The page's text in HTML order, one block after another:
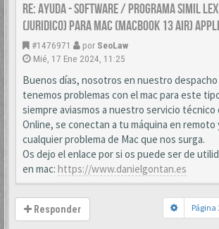
Re: AYUDA - SOFTWARE / PROGRAMA SIMIL
(JURIDICO) PARA MAC (MACBOOK 13 AIR)
#1476971 por SeoLaw
Mié, 17 Ene 2024, 11:25
Buenos días, nosotros en nuestro
tenemos problemas con el mac para este
siempre aviasmos a nuestro servicio
Online, se conectan a tu máquina en remoto
cualquier problema de Mac que nos surga.
Os dejo el enlace por si os puede ser de
en mac: https://www.danielgontan.es
Responder Página